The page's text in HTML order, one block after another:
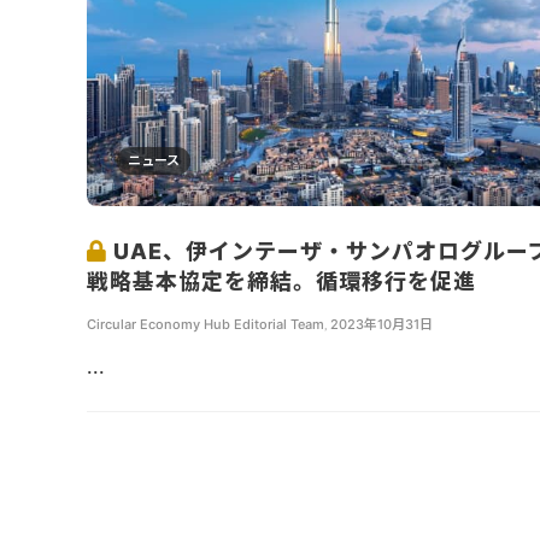
ニュース
UAE、伊インテーザ・サンパオログルー
戦略基本協定を締結。循環移行を促進
Circular Economy Hub Editorial Team 2023年10月31日
...